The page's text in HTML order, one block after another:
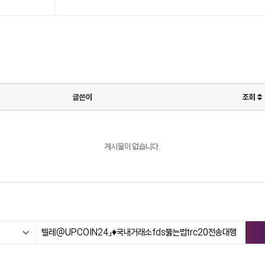
글쓴이 조회
게시물이 없습니다.